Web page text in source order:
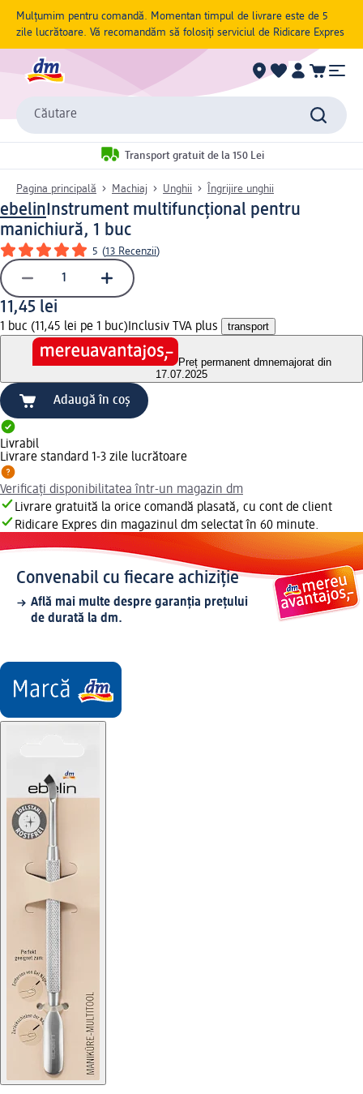
Mulțumim pentru comandă. Momentan timpul de livrare este de 5
zile lucrătoare. Vă recomandăm să folosiți serviciul de Ridicare Expres
Căutare
Transport gratuit de la 150 Lei
Pagina principală Machiaj Unghii Îngrijire unghii
ebelin Instrument multifuncțional pentru
manichiură, 1 buc
5 (13 Recenzii)
11,45 lei
1 buc (11,45 lei pe 1 buc) Inclusiv TVA plus transport
Preț permanent dmnemajorat din
17.07.2025
Adaugă în coș
Livrabil
Livrare standard 1-3 zile lucrătoare
Verificați disponibilitatea într-un magazin dm
Livrare gratuită la orice comandă plasată, cu cont de client
Ridicare Expres din magazinul dm selectat în 60 minute.
Convenabil cu fiecare achiziție
Află mai multe despre garanția prețului
de durată la dm.